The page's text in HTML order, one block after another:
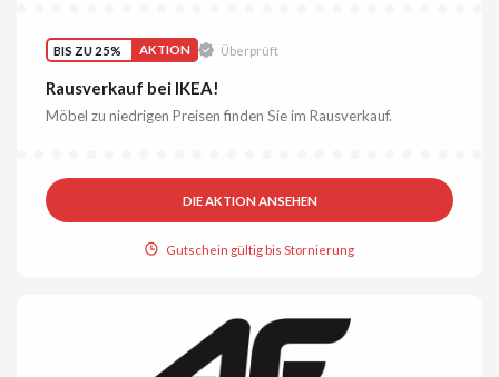
BIS ZU 25% AKTION Überprüft
Rausverkauf bei IKEA!
Möbel zu niedrigen Preisen finden Sie im Rausverkauf.
DIE AKTION ANSEHEN
Gutschein gültig bis Stornierung